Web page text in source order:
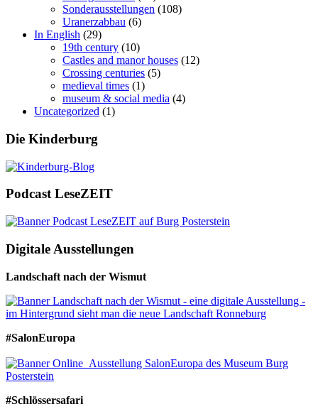
Sonderausstellungen (108)
Uranerzabbau (6)
In English (29)
19th century (10)
Castles and manor houses (12)
Crossing centuries (5)
medieval times (1)
museum & social media (4)
Uncategorized (1)
Die Kinderburg
Podcast LeseZEIT
Digitale Ausstellungen
Landschaft nach der Wismut
#SalonEuropa
#Schlössersafari